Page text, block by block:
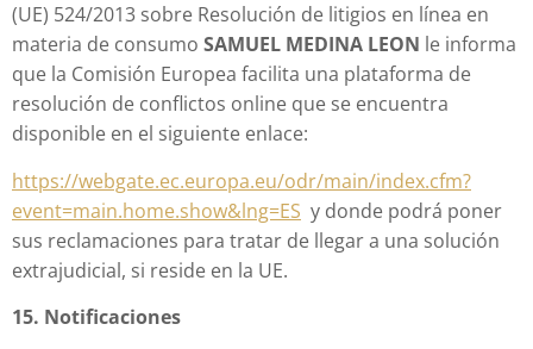
(UE) 524/2013 sobre Resolución de litigios en línea en
materia de consumo SAMUEL MEDINA LEON le informa
que la Comisión Europea facilita una plataforma de
resolución de conflictos online que se encuentra
disponible en el siguiente enlace:
https://webgate.ec.europa.eu/odr/main/index.cfm?
event=main.home.show&lng=ES y donde podrá poner
sus reclamaciones para tratar de llegar a una solución
extrajudicial, si reside en la UE.
15. Notificaciones